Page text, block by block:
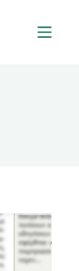
Μενου